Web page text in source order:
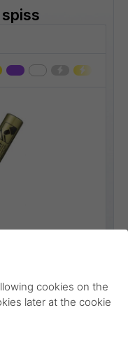
cookies on the
later at the cookie